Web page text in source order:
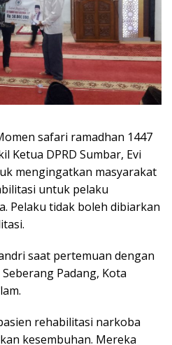
safari ramadhan 1447
Ketua DPRD Sumbar, Evi
mengingatkan masyarakat
untuk pelaku
Pelaku tidak boleh dibiarkan
saat pertemuan dengan
Padang, Kota
rehabilitasi narkoba
kesembuhan. Mereka